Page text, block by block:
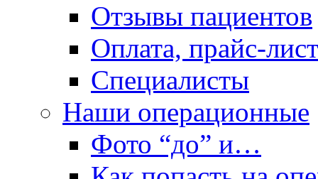
Отзывы пациентов
Оплата, прайс-лист
Специалисты
Наши операционные
Фото “до” и…